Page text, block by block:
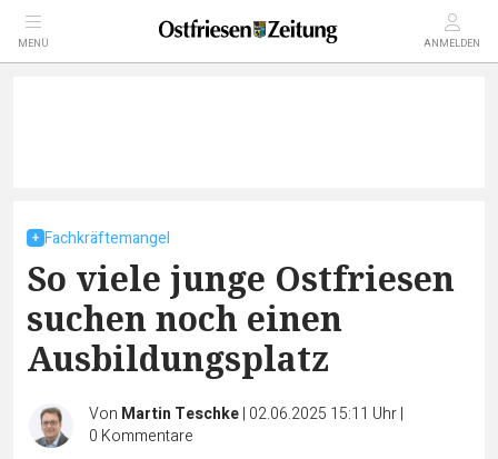
MENÜ ANMELDEN
Fachkräftemangel
So viele junge Ostfriesen
suchen noch einen
Ausbildungsplatz
Von Martin Teschke| 02.06.2025 15:11 Uhr|
0 Kommentare